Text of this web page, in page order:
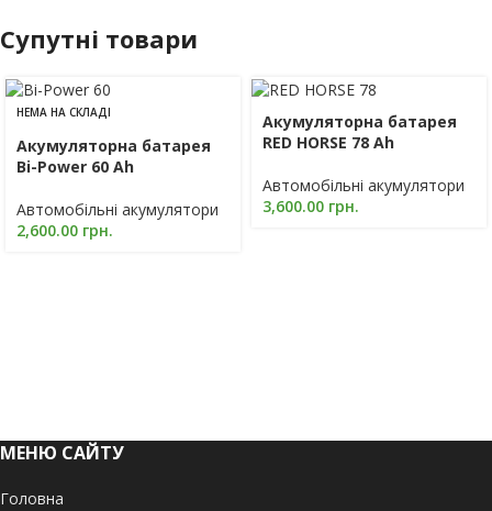
Супутні товари
НЕМА НА СКЛАДІ
Акумуляторна батарея
Bi-Power 60 Ah
Автомобільні акумулятори
2,600.00 грн.
Акумуляторна батарея
RED HORSE 78 Ah
Автомобільні акумулятори
3,600.00 грн.
МЕНЮ САЙТУ
Головна